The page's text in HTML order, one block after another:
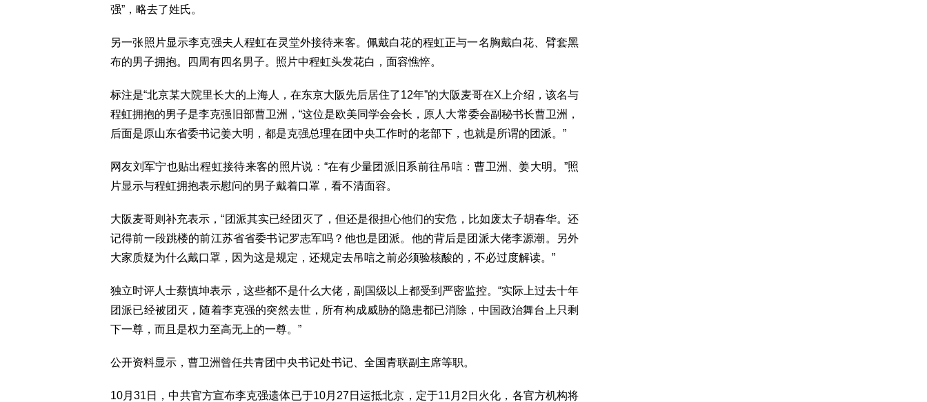
强”，略去了姓氏。
另一张照片显示李克强夫人程虹在灵堂外接待来客。佩戴白花的程虹正与一名胸戴白花、臂套黑
布的男子拥抱。四周有四名男子。照片中程虹头发花白，面容憔悴。
标注是“北京某大院里长大的上海人，在东京大阪先后居住了12年”的大阪麦哥在X上介绍，该名与
程虹拥抱的男子是李克强旧部曹卫洲，“这位是欧美同学会会长，原人大常委会副秘书长曹卫洲，
后面是原山东省委书记姜大明，都是克强总理在团中央工作时的老部下，也就是所谓的团派。”
网友刘军宁也贴出程虹接待来客的照片说：“在有少量团派旧系前往吊唁：曹卫洲、姜大明。”照
片显示与程虹拥抱表示慰问的男子戴着口罩，看不清面容。
大阪麦哥则补充表示，“团派其实已经团灭了，但还是很担心他们的安危，比如废太子胡春华。还
记得前一段跳楼的前江苏省省委书记罗志军吗？他也是团派。他的背后是团派大佬李源潮。另外
大家质疑为什么戴口罩，因为这是规定，还规定去吊唁之前必须验核酸的，不必过度解读。”
独立时评人士蔡慎坤表示，这些都不是什么大佬，副国级以上都受到严密监控。“实际上过去十年
团派已经被团灭，随着李克强的突然去世，所有构成威胁的隐患都已消除，中国政治舞台上只剩
下一尊，而且是权力至高无上的一尊。”
公开资料显示，曹卫洲曾任共青团中央书记处书记、全国青联副主席等职。
10月31日，中共官方宣布李克强遗体已于10月27日运抵北京，定于11月2日火化，各官方机构将